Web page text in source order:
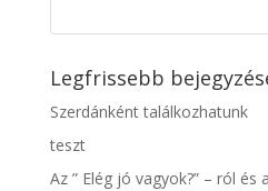
Legfrissebb
Szerdánként találkozhatunk
teszt
Az ” Elég jó vagyok?” – ról és